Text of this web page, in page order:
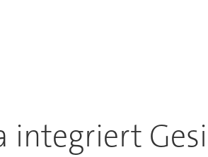
integriert